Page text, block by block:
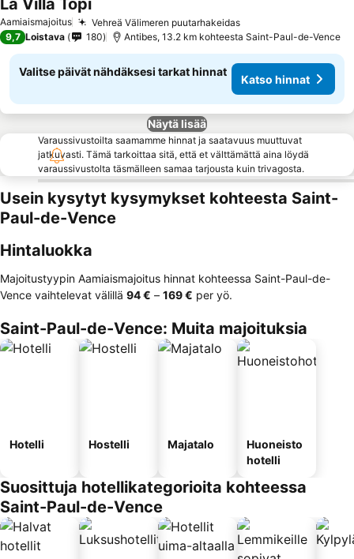
Aamiaismajoitus Vehreä Välimeren puutarhakeidasKatso hinnat
La Villa TopiKatso hinnat
9,7 Loistava 180 Antibes, 13.2 km kohteesta Saint-Paul-de-Vence
Valitse päivät nähdäksesi tarkat hinnat
Katso hinnat
Näytä lisää
Varaussivustoilta saamamme hinnat ja saatavuus muuttuvat
jatkuvasti. Tämä tarkoittaa sitä, että et välttämättä aina löydä
varaussivustolta täsmälleen samaa tarjousta kuin trivagosta.
Usein kysytyt kysymykset kohteesta Saint-
Paul-de-Vence
Hintaluokka
Majoitustyypin Aamiaismajoitus hinnat kohteessa Saint-Paul-de-
Vence vaihtelevat välillä ‎94 € – ‎169 € per yö.
Saint-Paul-de-Vence: Muita majoituksia
Hotelli Hostelli Majatalo
Huoneisto
hotelli
Suosittuja hotellikategorioita kohteessa
Saint-Paul-de-Vence